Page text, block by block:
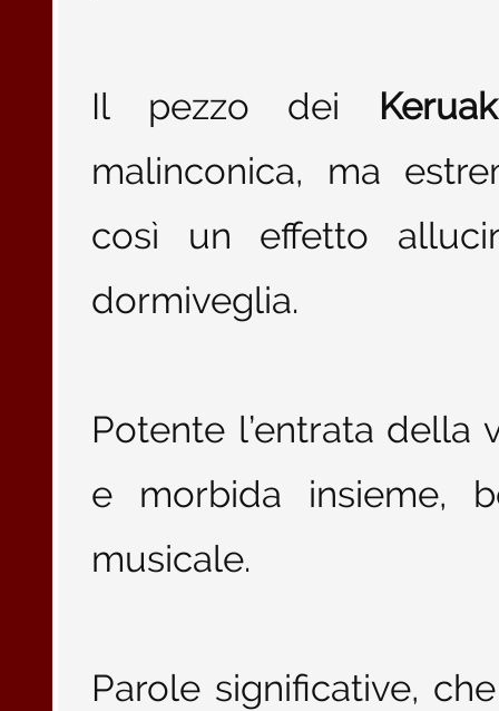
Il pezzo dei Keruak
malinconica, ma
così un effetto
dormiveglia.
Potente l’entrata della
e morbida insieme,
musicale.
Parole significative,